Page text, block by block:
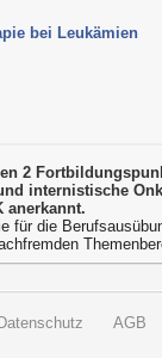
bei Leukämien
2
internistische
anerkannt.
für die
AGB